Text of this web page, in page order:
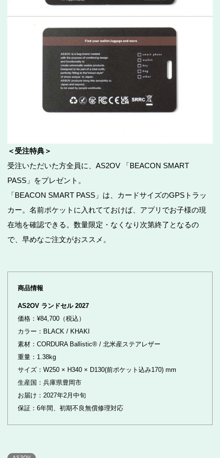
＜受注特典＞
受注いただいた方全員に、AS2OV 「BEACON SMART
PASS」をプレゼント。
「BEACON SMART PASS」は、カードサイズのGPSトラッ
カー。名前ポケットに入れてておけば、アプリでお子様の現
在地を確認できる。数量限定・なくなり次第終了となるの
で、早めなご注文がおススメ。
商品情報
AS2OV ランドセル 2027
価格：¥84,700（税込）
カラー：BLACK / KHAKI
素材：CORDURA Ballistic® / 北米産ステアレザー
重量：1.38kg
サイズ：W250 × H340 × D130(前ポケット込み170) mm
生産国：兵庫県豊岡市
お届け：2027年2月中旬
保証：6年間、初期不良無償修理対応